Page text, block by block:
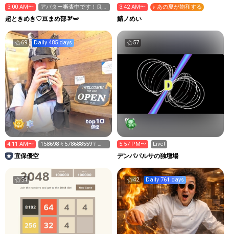
3:00 AM〜
アバター審査中です！良か
ったら貰って欲しいです😊
超ときめき♡豆まめ部🫘🫛
3:42 AM〜 ♪ あの夏が飽和する
鯖ノめい
69 Daily 485 days
top10
俳優
4:11 AM〜
158698々578688559〒
宜保優空
57
5:57 PM〜 Live!
デンパパルサの独壇場
54 42 Daily 761 days